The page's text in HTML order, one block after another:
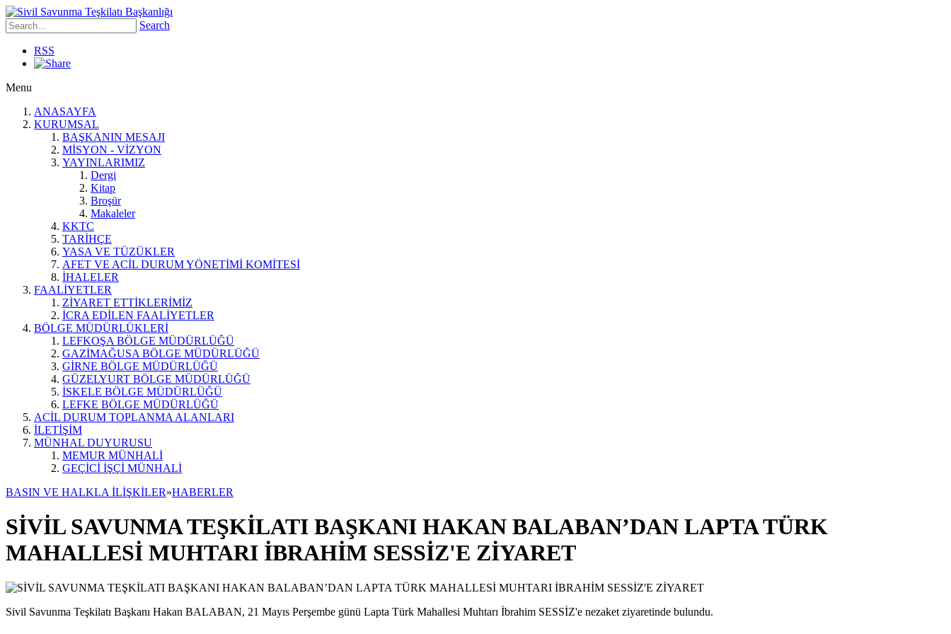
Search
RSS
Menu
ANASAYFA
KURUMSAL
BAŞKANIN MESAJI
MİSYON - VİZYON
YAYINLARIMIZ
Dergi
Kitap
Broşür
Makaleler
KKTC
TARİHÇE
YASA VE TÜZÜKLER
AFET VE ACİL DURUM YÖNETİMİ KOMİTESİ
İHALELER
FAALİYETLER
ZİYARET ETTİKLERİMİZ
İCRA EDİLEN FAALİYETLER
BÖLGE MÜDÜRLÜKLERİ
LEFKOŞA BÖLGE MÜDÜRLÜĞÜ
GAZİMAĞUSA BÖLGE MÜDÜRLÜĞÜ
GİRNE BÖLGE MÜDÜRLÜĞÜ
GÜZELYURT BÖLGE MÜDÜRLÜĞÜ
İSKELE BÖLGE MÜDÜRLÜĞÜ
LEFKE BÖLGE MÜDÜRLÜĞÜ
ACİL DURUM TOPLANMA ALANLARI
İLETİŞİM
MÜNHAL DUYURUSU
MEMUR MÜNHALİ
GEÇİCİ İŞÇİ MÜNHALİ
BASIN VE HALKLA İLİŞKİLER»HABERLER
SİVİL SAVUNMA TEŞKİLATI BAŞKANI HAKAN BALABAN’DAN LAPTA TÜRK
MAHALLESİ MUHTARI İBRAHİM SESSİZ'E ZİYARET
Sivil Savunma Teşkilatı Başkanı Hakan BALABAN, 21 Mayıs Perşembe günü Lapta Türk Mahallesi Muhtarı İbrahim SESSİZ'e nezaket ziyaretinde bulundu.